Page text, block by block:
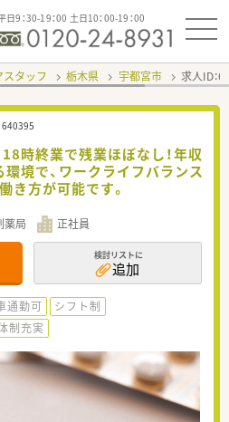
日9：30-19：00 土日10：00-19：00
スタッフ 栃木県 宇都宮市 求人ID：
640395
18時終業で残業ほぼなし！年収
境で、ワークライフバランス
き方が可能です。
薬局 正社員
検討リストに
追加
通勤可
シフト制
制充実